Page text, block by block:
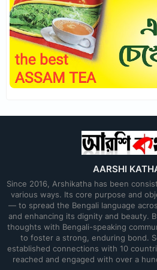
AARSHI
Since 2016, Arshikatha has been
various ways. Its core purpose and
— to spread the Bengali language
and enhancing its dignity and beauty.
thoughts with Bengali-speaking
to foster a strong, enduring bond.
established connections with 10
reached and engaged with over a